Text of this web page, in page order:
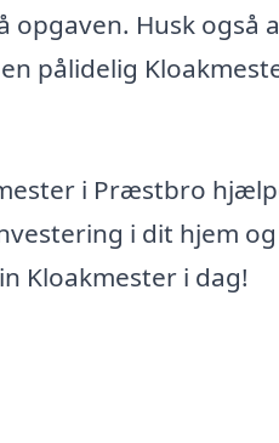
Husk også
pålidelig
i Præstbro
i dit hjem
Kloakmester i dag!